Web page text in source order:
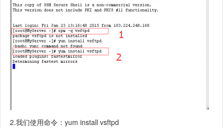
2.我们使用命令：yum install vsftpd